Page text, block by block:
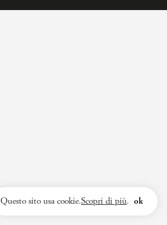
Questo sito usa cookie.Scopri di più. ok